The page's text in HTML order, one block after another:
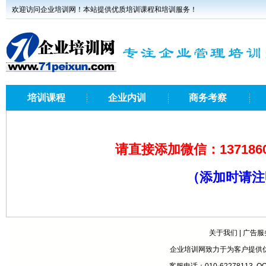
欢迎访问企业培训网！本站提供优质培训课程和培训服务！
培训课程 企业内训 商务考察
请直接添加微信：
（添加时请
关于我们
广告服
企业培训网致力于为客户提供